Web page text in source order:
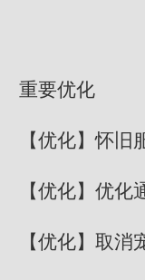
重要优化
【优化】怀
【优化】优
【优化】取